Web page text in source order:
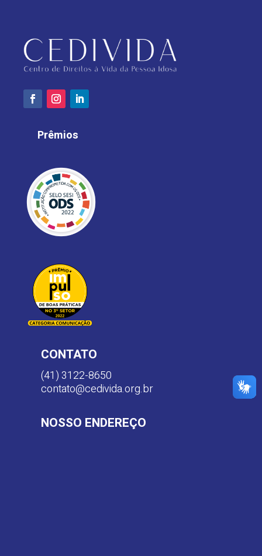
Prêmios
CONTATO
(41) 3122-8650
contato@cedivida.org.br
NOSSO ENDEREÇO